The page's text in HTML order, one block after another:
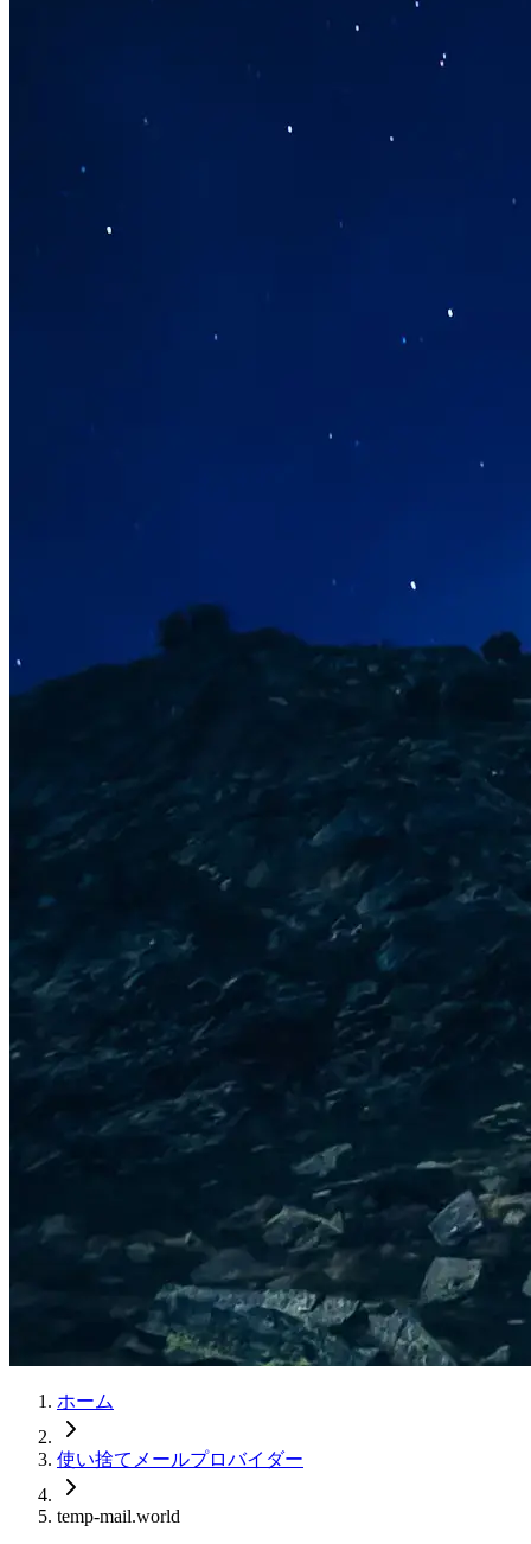
ホーム
使い捨てメールプロバイダー
temp-mail.world